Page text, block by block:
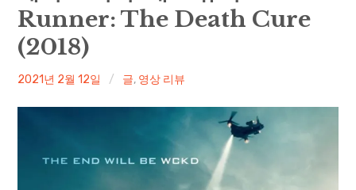
Private Military Manager: Tactical Auto Battler
Plebby Quest: The Crusades
Homemade Studio
Runner: The Death Cure
(2018)
irene
2021년 2월 12일 글, 영상 리뷰